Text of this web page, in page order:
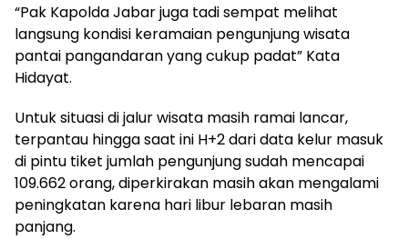
“Pak Kapolda Jabar juga tadi sempat melihat
langsung kondisi keramaian pengunjung wisata
pantai pangandaran yang cukup padat” Kata
Hidayat.
Untuk situasi di jalur wisata masih ramai lancar,
terpantau hingga saat ini H+2 dari data kelur masuk
di pintu tiket jumlah pengunjung sudah mencapai
109.662 orang, diperkirakan masih akan mengalami
peningkatan karena hari libur lebaran masih
panjang.